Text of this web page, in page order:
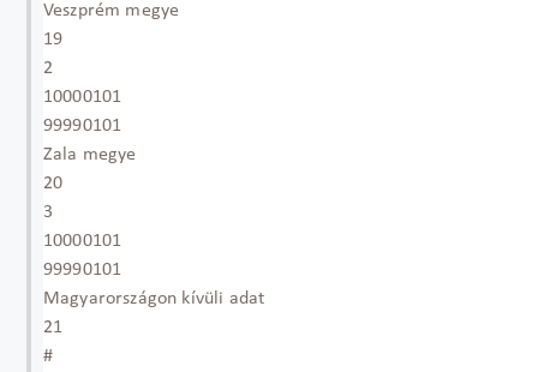
Veszprém megye
19
2
10000101
99990101
Zala megye
20
3
10000101
99990101
Magyarországon kívüli adat
21
#